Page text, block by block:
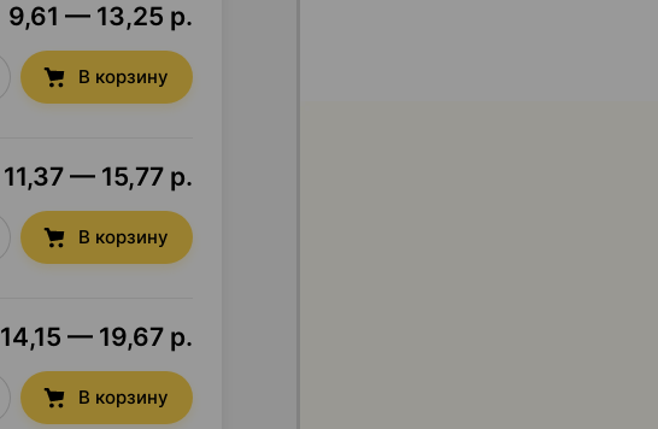
9,61 — 13,25 р.
В корзину
11,37 — 15,77 р.
В корзину
14,15 — 19,67 р.
В корзину